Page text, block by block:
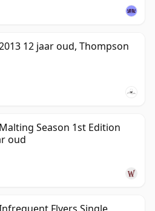
12 jaar oud, Thompson
Season 1st Edition
oud